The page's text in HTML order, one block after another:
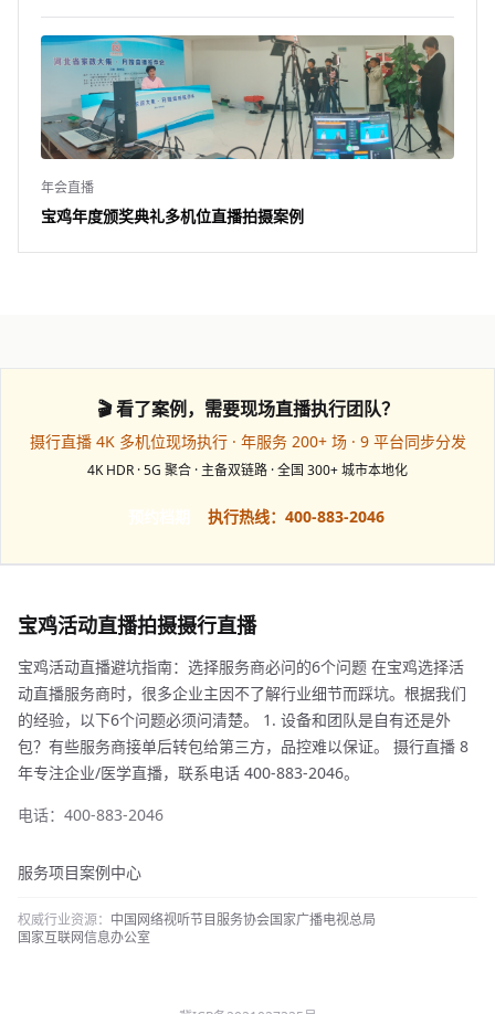
年会直播
宝鸡年度颁奖典礼多机位直播拍摄案例
🎬 看了案例，需要现场直播执行团队？
摄行直播 4K 多机位现场执行 · 年服务 200+ 场 · 9 平台同步分发
4K HDR · 5G 聚合 · 主备双链路 · 全国 300+ 城市本地化
执行热线：400-883-2046
宝鸡活动直播拍摄摄行直播
宝鸡活动直播避坑指南：选择服务商必问的6个问题 在宝鸡选择活
动直播服务商时，很多企业主因不了解行业细节而踩坑。根据我们
的经验，以下6个问题必须问清楚。 1. 设备和团队是自有还是外
包？有些服务商接单后转包给第三方，品控难以保证。 摄行直播 8
年专注企业/医学直播，联系电话 400-883-2046。
电话：400-883-2046
服务项目案例中心
权威行业资源： 中国网络视听节目服务协会国家广播电视总局
国家互联网信息办公室